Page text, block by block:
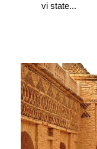
vi state...